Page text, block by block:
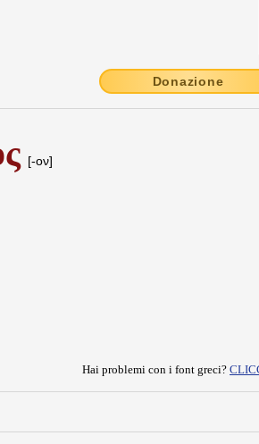
Donazione
[-ον]
Hai problemi con i font greci?